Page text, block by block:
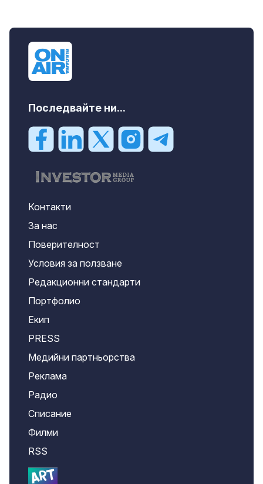
Последвайте ни...
Контакти
За нас
Поверителност
Условия за ползване
Редакционни стандарти
Портфолио
Екип
PRESS
Медийни партньорства
Реклама
Радио
Списание
Филми
RSS